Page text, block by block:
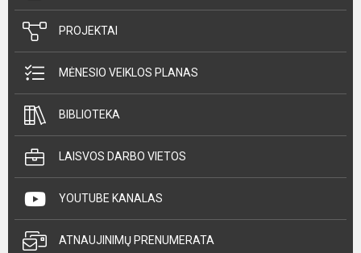
PROJEKTAI
MĖNESIO VEIKLOS PLANAS
BIBLIOTEKA
LAISVOS DARBO VIETOS
YOUTUBE KANALAS
ATNAUJINIMŲ PRENUMERATA